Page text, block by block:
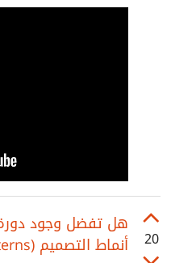
أن تعطي خطوات لكيف
20
هل تفضل وجود
أنماط التصميم (Design Patterns)؟